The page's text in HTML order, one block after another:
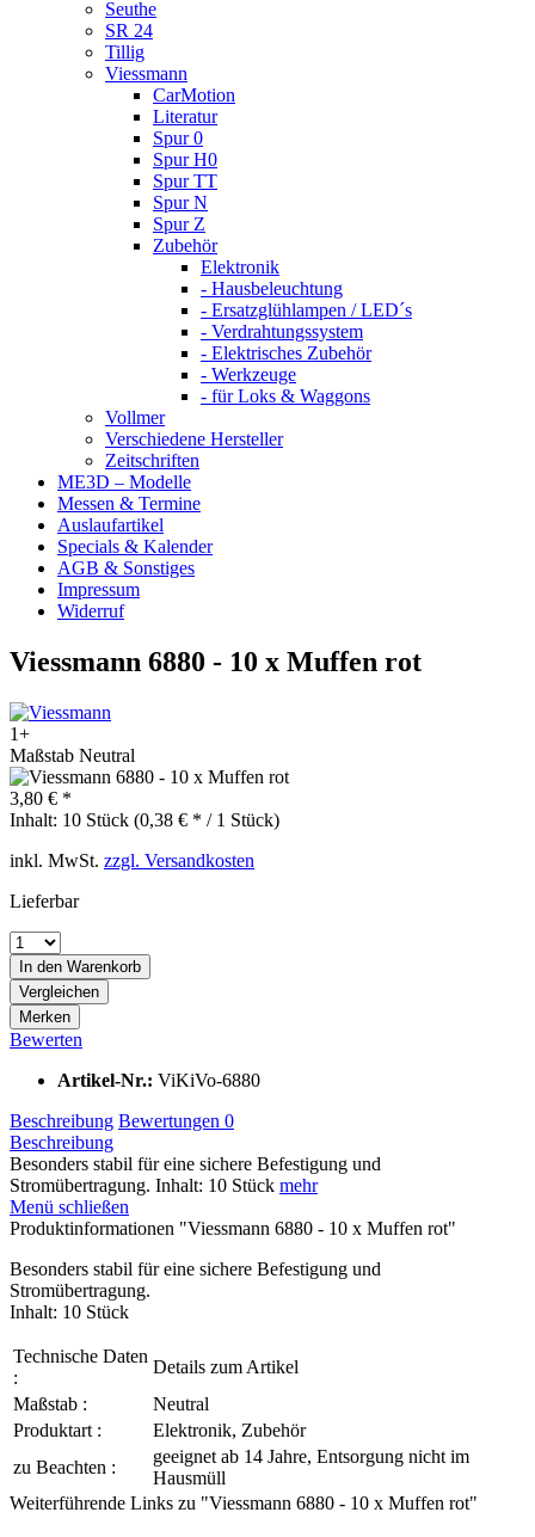
Seuthe
SR 24
Tillig
Viessmann
CarMotion
Literatur
Spur 0
Spur H0
Spur TT
Spur N
Spur Z
Zubehör
Elektronik
- Hausbeleuchtung
- Ersatzglühlampen / LED´s
- Verdrahtungssystem
- Elektrisches Zubehör
- Werkzeuge
- für Loks & Waggons
Vollmer
Verschiedene Hersteller
Zeitschriften
ME3D – Modelle
Messen & Termine
Auslaufartikel
Specials & Kalender
AGB & Sonstiges
Impressum
Widerruf
Viessmann 6880 - 10 x Muffen rot
1+
Maßstab Neutral
3,80 € *
Inhalt: 10 Stück (0,38 € * / 1 Stück)
inkl. MwSt. zzgl. Versandkosten
Lieferbar
In den Warenkorb
Vergleichen
Merken
Bewerten
Artikel-Nr.: ViKiVo-6880
Beschreibung Bewertungen 0
Beschreibung
Besonders stabil für eine sichere Befestigung und
Stromübertragung. Inhalt: 10 Stück mehr
Menü schließen
Produktinformationen "Viessmann 6880 - 10 x Muffen rot"
Besonders stabil für eine sichere Befestigung und
Stromübertragung.
Inhalt: 10 Stück
Technische Daten
:
Details zum Artikel
Maßstab :
Neutral
Produktart :
Elektronik, Zubehör
zu Beachten :
geeignet ab 14 Jahre, Entsorgung nicht im
Hausmüll
Weiterführende Links zu "Viessmann 6880 - 10 x Muffen rot"